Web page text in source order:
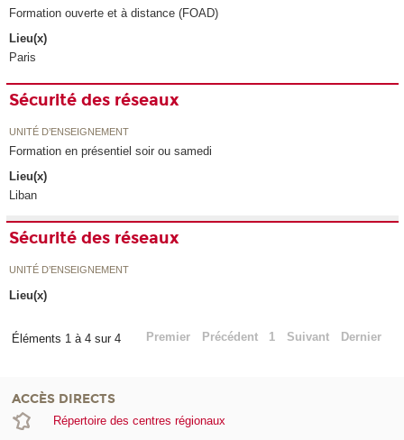
Formation ouverte et à distance (FOAD)
Lieu(x)
Paris
Sécurité des réseaux
UNITÉ D’ENSEIGNEMENT
Formation en présentiel soir ou samedi
Lieu(x)
Liban
Sécurité des réseaux
UNITÉ D’ENSEIGNEMENT
Lieu(x)
Éléments 1 à 4 sur 4 Premier Précédent 1 Suivant Dernier
ACCÈS DIRECTS
Répertoire des centres régionaux